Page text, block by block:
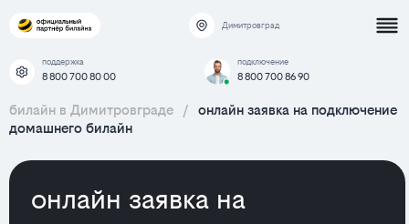
Димитровград
поддержка
8 800 700 80 00
подключение
8 800 700 86 90
билайн в Димитровграде /
онлайн заявка на подключение
домашнего билайн
онлайн заявка на